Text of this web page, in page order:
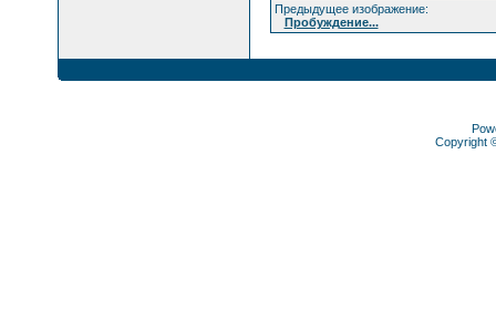
Предыдущее изображение:
Пробуждение...
Copyright